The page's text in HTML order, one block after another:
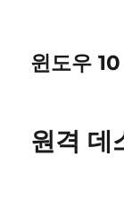
윈도우
원격 데